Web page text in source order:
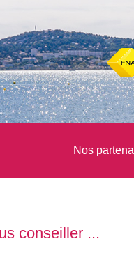
Nos
conseiller ...